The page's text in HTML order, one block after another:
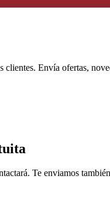
Envía ofertas,
Te enviamos